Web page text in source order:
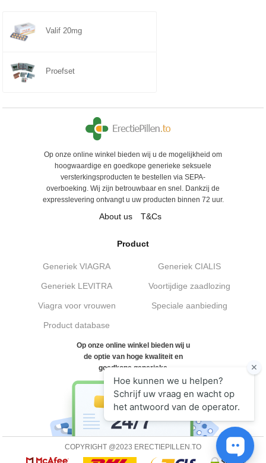
Valif 20mg
Proefset
Op onze online winkel bieden wij u de mogelijkheid om
hoogwaardige en goedkope generieke seksuele
versterkingsproducten te bestellen via SEPA-
overboeking. Wij zijn betrouwbaar en snel. Dankzij de
expresslevering ontvangt u uw producten binnen 72 uur.
About us T&Cs
Product
Generiek VIAGRA Generiek CIALIS
Generiek LEVITRA Voortijdige zaadlozing
Viagra voor vrouwen Speciale aanbieding
Product database
Op onze online winkel bieden wij u
de optie van hoge kwaliteit en
goedkope generieke
COPYRIGHT @2023 ERECTIEPILLEN.TO